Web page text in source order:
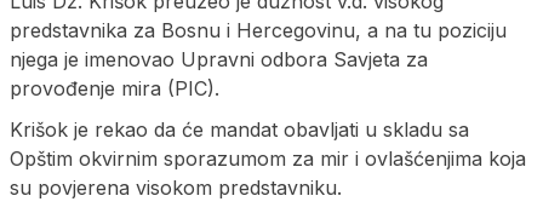
predstavnika za Bosnu i Hercegovinu, a na tu poziciju
njega je imenovao Upravni odbora Savjeta za
provođenje mira (PIC).
Krišok je rekao da će mandat obavljati u skladu sa
Opštim okvirnim sporazumom za mir i ovlašćenjima koja
su povjerena visokom predstavniku.